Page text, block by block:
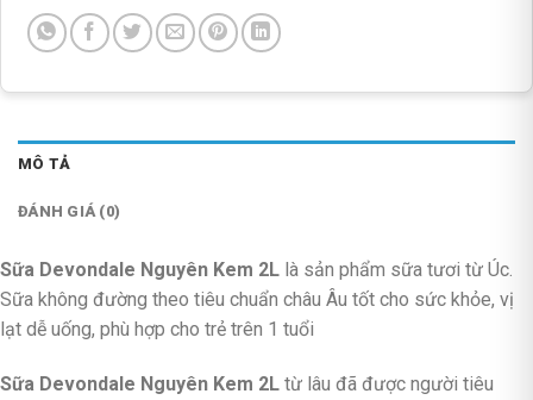
MÔ TẢ
ĐÁNH GIÁ (0)
Sữa Devondale Nguyên Kem 2L là sản phẩm sữa tươi từ Úc.
Sữa không đường theo tiêu chuẩn châu Âu tốt cho sức khỏe, vị
lạt dễ uống, phù hợp cho trẻ trên 1 tuổi
Sữa Devondale Nguyên Kem 2L từ lâu đã được người tiêu